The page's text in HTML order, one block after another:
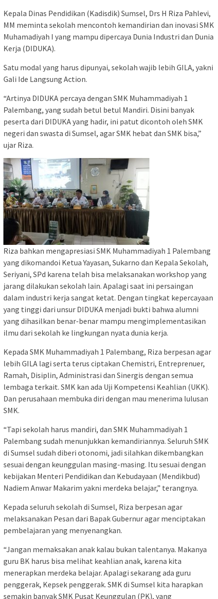
Kepala Dinas Pendidikan (Kadisdik) Sumsel, Drs H Riza Pahlevi,
MM meminta sekolah mencontoh kemandirian dan inovasi SMK
Muhamadiyah I yang mampu dipercaya Dunia Industri dan Dunia
Kerja (DIDUKA).
Satu modal yang harus dipunyai, sekolah wajib lebih GILA, yakni
Gali Ide Langsung Action.
“Artinya DIDUKA percaya dengan SMK Muhammadiyah 1
Palembang, yang sudah betul betul Mandiri. Disini banyak
peserta dari DIDUKA yang hadir, ini patut dicontoh oleh SMK
negeri dan swasta di Sumsel, agar SMK hebat dan SMK bisa,”
ujar Riza.
Riza bahkan mengapresiasi SMK Muhammadiyah 1 Palembang
yang dikomandoi Ketua Yayasan, Sukarno dan Kepala Sekolah,
Seriyani, SPd karena telah bisa melaksanakan workshop yang
jarang dilakukan sekolah lain. Apalagi saat ini persaingan
dalam industri kerja sangat ketat. Dengan tingkat kepercayaan
yang tinggi dari unsur DIDUKA menjadi bukti bahwa alumni
yang dihasilkan benar-benar mampu mengimplementasikan
ilmu dari sekolah ke lingkungan nyata dunia kerja.
Kepada SMK Muhammadiyah 1 Palembang, Riza berpesan agar
lebih GILA lagi serta terus ciptakan Chemistri, Entreprenuer,
Ramah, Disiplin, Administrasi dan Sinergis dengan semua
lembaga terkait. SMK kan ada Uji Kompetensi Keahlian (UKK).
Dan perusahaan membuka diri dengan mau menerima lulusan
SMK.
“Tapi sekolah harus mandiri, dan SMK Muhammadiyah 1
Palembang sudah menunjukkan kemandiriannya. Seluruh SMK
di Sumsel sudah diberi otonomi, jadi silahkan dikembangkan
sesuai dengan keunggulan masing-masing. Itu sesuai dengan
kebijakan Menteri Pendidikan dan Kebudayaan (Mendikbud)
Nadiem Anwar Makarim yakni merdeka belajar,” terangnya.
Kepada seluruh sekolah di Sumsel, Riza berpesan agar
melaksanakan Pesan dari Bapak Gubernur agar menciptakan
pembelajaran yang menyenangkan.
“Jangan memaksakan anak kalau bukan talentanya. Makanya
guru BK harus bisa melihat keahlian anak, karena kita
menerapkan merdeka belajar. Apalagi sekarang ada guru
penggerak, Kepsek penggerak. SMK di Sumsel kita harapkan
semakin banyak SMK Pusat Keunggulan (PK), yang